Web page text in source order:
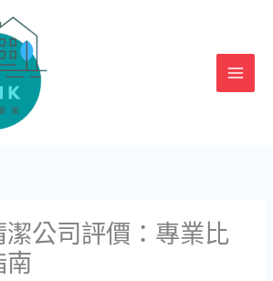
公司評價：專業比
南